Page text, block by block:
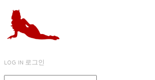
LOG IN로그인